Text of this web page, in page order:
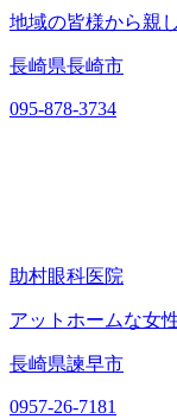
地域の皆様から親
長崎県長崎市
095-878-3734
助村眼科医院
アットホームな女
長崎県諫早市
0957-26-7181